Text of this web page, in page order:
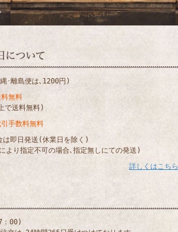
･離島便は､1200円)
無料
で送料無料)
手数料無料
は即日発送(休業日を除く)
より指定不可の場合､指定無しにての発送)
詳しくはこちら
：00)